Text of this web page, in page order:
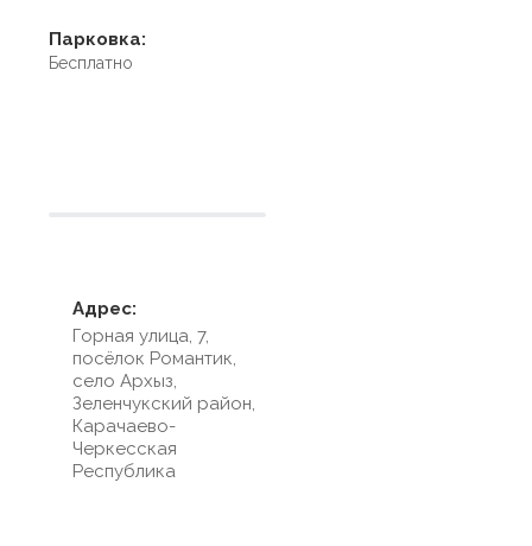
Парковка:
Бесплатно
Адрес:
Горная улица, 7,
посёлок Романтик,
село Архыз,
Зеленчукский район,
Карачаево-
Черкесская
Республика